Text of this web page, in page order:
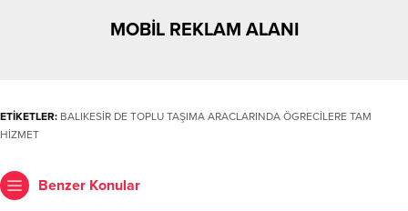
MOBİL REKLAM ALANI
ETİKETLER: BALIKESİR DE TOPLU TAŞIMA ARACLARINDA ÖGRECİLERE TAM
HİZMET
Benzer Konular